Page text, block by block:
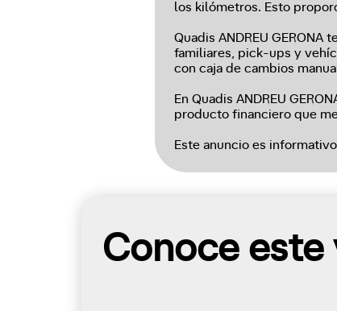
los kilómetros. Esto
Quadis ANDREU
familiares, pick-ups y
con caja de cambios
En Quadis ANDREU
producto financiero que
Este anuncio es
Conoce este